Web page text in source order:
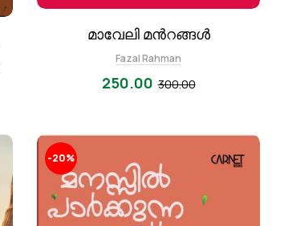
മാവേലി മൻറങ്ങൾ
Fazal Rahman
300.00
250.00
-20%